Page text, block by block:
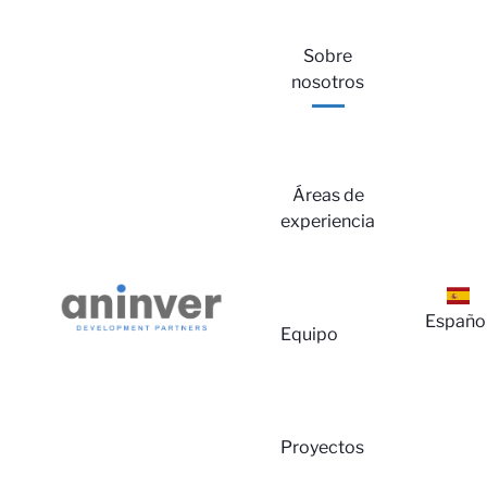
Sobre
nosotros
Áreas de
experiencia
Equipo
Proyectos